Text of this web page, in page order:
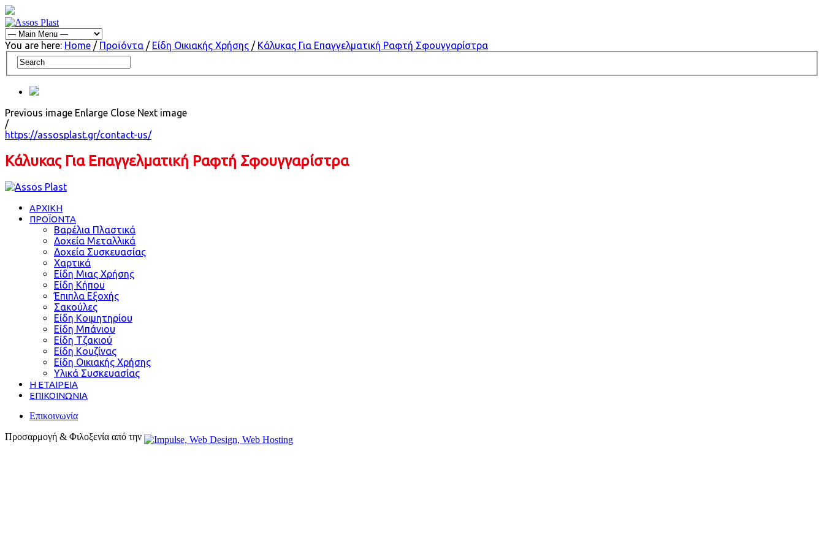
You are here: Home / Προϊόντα / Είδη Οικιακής Χρήσης / Κάλυκας Για Επαγγελματική Ραφτή Σφουγγαρίστρα
Previous image Enlarge Close Next image
/
https://assosplast.gr/contact-us/
Κάλυκας Για Επαγγελματική Ραφτή Σφουγγαρίστρα
ΑΡΧΙΚΗ
ΠΡΟΪΟΝΤΑ
Βαρέλια Πλαστικά
Δοχεία Μεταλλικά
Δοχεία Συσκευασίας
Χαρτικά
Είδη Μιας Χρήσης
Είδη Κήπου
Έπιπλα Εξοχής
Σακούλες
Είδη Κοιμητηρίου
Είδη Μπάνιου
Είδη Τζακιού
Είδη Κουζίνας
Είδη Οικιακής Χρήσης
Υλικά Συσκευασίας
Η ΕΤΑΙΡΕΙΑ
ΕΠΙΚΟΙΝΩΝΙΑ
Επικοινωνία
Προσαρμογή & Φιλοξενία από την